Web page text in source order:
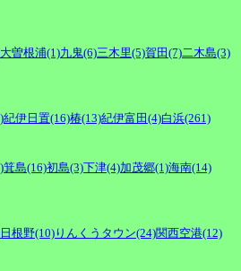
大曽根浦(1)九鬼(6)三木里(5)賀田(7)二木島(3)
紀伊日置(16)椿(13)紀伊富田(4)白浜(261)
箕島(16)初島(3)下津(4)加茂郷(1)海南(14)
日根野(10)りんくうタウン(24)関西空港(12)